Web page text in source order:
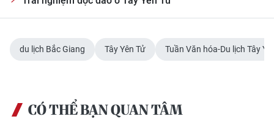
du lịch Bắc Giang Tây Yên Tử Tuần Văn hóa-Du lịch Tây
CÓ THỂ BẠN QUAN TÂM